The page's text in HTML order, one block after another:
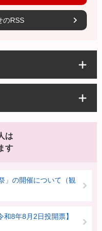
のRSS
は
す
」の開催について（観
8年8月2日投開票】